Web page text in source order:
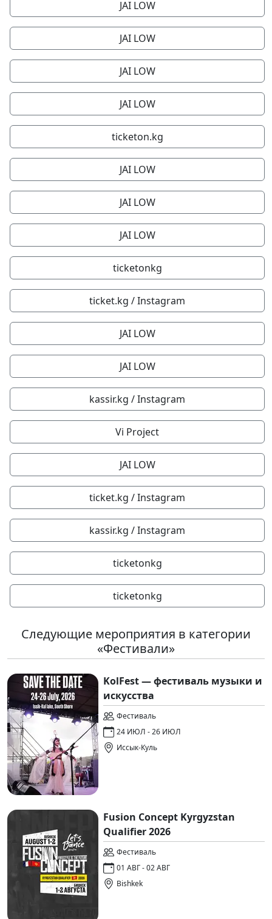
JAI LOW
JAI LOW
JAI LOW
JAI LOW
ticketon.kg
JAI LOW
JAI LOW
JAI LOW
ticketonkg
ticket.kg / Instagram
JAI LOW
JAI LOW
kassir.kg / Instagram
Vi Project
JAI LOW
ticket.kg / Instagram
kassir.kg / Instagram
ticketonkg
ticketonkg
Следующие мероприятия в категории
«Фестивали»
KolFest — фестиваль музыки и
искусства
Фестиваль
24 ИЮЛ - 26 ИЮЛ
Иссык-Куль
Fusion Concept Kyrgyzstan
Qualifier 2026
Фестиваль
01 АВГ - 02 АВГ
Bishkek